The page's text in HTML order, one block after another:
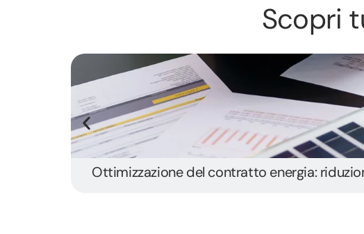
Scopri
Ottimizzazione del contratto energia: